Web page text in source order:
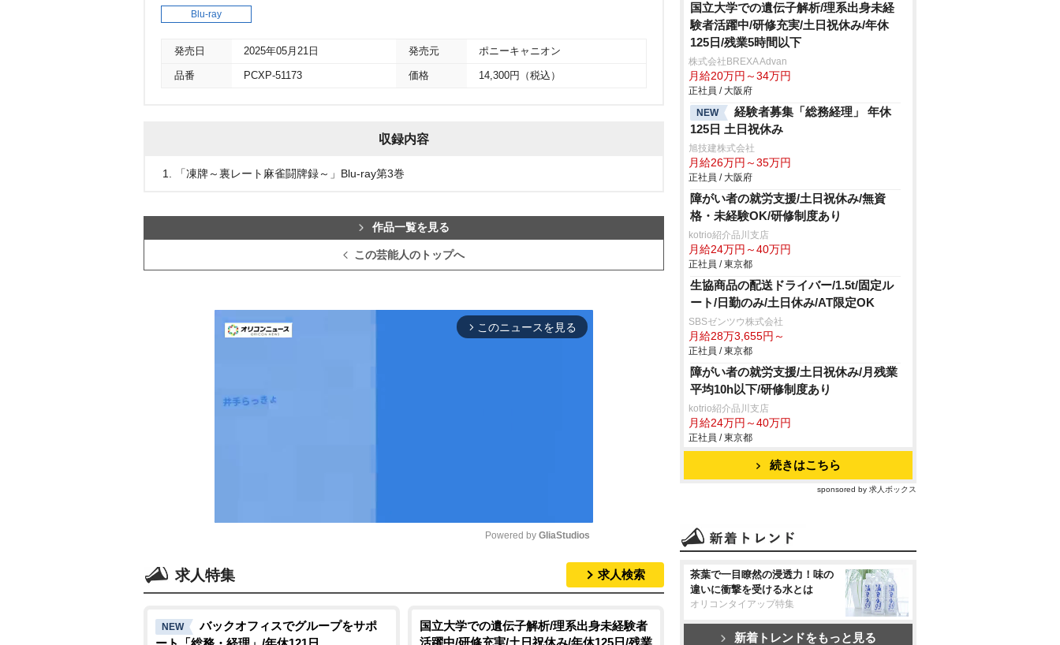
Blu-ray
発売日 2025年05月21日 発売元 ポニーキャニオン
品番 PCXP-51173 価格 14,300円（税込）
収録内容
1. 「凍牌～裏レート麻雀闘牌録～」Blu-ray第3巻
作品一覧を見る
この芸能人のトップへ
arrow_forward_ios このニュースを見る
t
Powered by GliaStudios
求人特集 求人検索
NEW
バックオフィスでグループをサポ
国立大学での遺伝子解析/理系出身未経験者
活躍中/研修充実/土日祝休み/年休125日/残業
国立大学での遺伝子解析/理系出身未経
験者活躍中/研修充実/土日祝休み/年休
125日/残業5時間以下
株式会社BREXA Advan
月給20万円～34万円
正社員 / 大阪府
NEW
経験者募集「総務経理」 年休
125日 土日祝休み
旭技建株式会社
月給26万円～35万円
正社員 / 大阪府
障がい者の就労支援/土日祝休み/無資
格・未経験OK/研修制度あり
kotrio紹介品川支店
月給24万円～40万円
正社員 / 東京都
生協商品の配送ドライバー/1.5t/固定ル
ート/日勤のみ/土日休み/AT限定OK
SBSゼンツウ株式会社
月給28万3,655円～
正社員 / 東京都
障がい者の就労支援/土日祝休み/月残業
平均10h以下/研修制度あり
kotrio紹介品川支店
月給24万円～40万円
正社員 / 東京都
続きはこちら
sponsored by 求人ボックス
茶葉で一目瞭然の浸透力！味の
違いに衝撃を受ける水とは
オリコンタイアップ特集
新着トレンドをもっと見る